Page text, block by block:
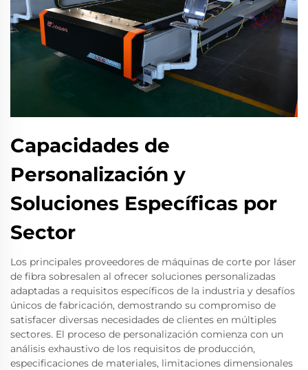
Capacidades de
Personalización y
Soluciones Específicas por
Sector
Los principales proveedores de máquinas de corte por láser
de fibra sobresalen al ofrecer soluciones personalizadas
adaptadas a requisitos específicos de la industria y desafíos
únicos de fabricación, demostrando su compromiso de
satisfacer diversas necesidades de clientes en múltiples
sectores. El proceso de personalización comienza con un
análisis exhaustivo de los requisitos de producción,
especificaciones de materiales, limitaciones dimensionales